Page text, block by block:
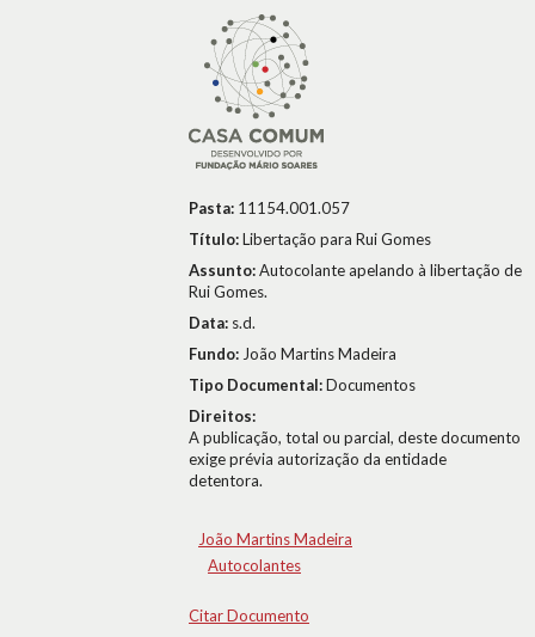
Pasta: 11154.001.057
Título:Libertação para Rui Gomes
Assunto:Autocolante apelando à libertação de
Rui Gomes.
Data: s.d.
Fundo: João Martins Madeira
Tipo Documental:Documentos
Direitos:
A publicação, total ou parcial, deste documento
exige prévia autorização da entidade
detentora.
João Martins Madeira
Autocolantes
Citar Documento